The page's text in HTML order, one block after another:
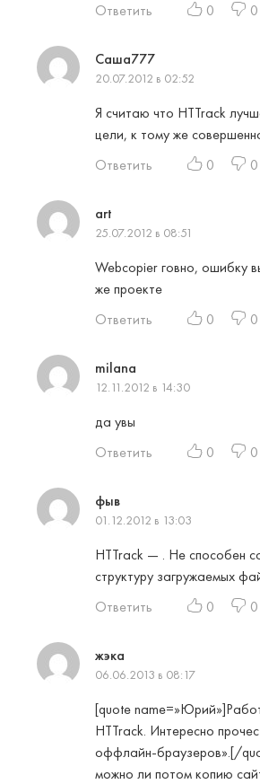
Ответить
0 0
Саша777
20.07.2012 в 02:52
Я считаю что HTTrack
цели, к тому же
Ответить
0 0
art
25.07.2012 в 08:51
Webcopier говно, ошибку
же проекте
Ответить
0 0
milana
12.11.2012 в 14:30
да увы
Ответить
0 0
фыв
01.12.2012 в 13:03
HTTrack — . Не способен
структуру загружаемых
Ответить
0 0
жэка
06.06.2013 в 08:17
[quote
HTTrack. Интересно
оффлайн-браузеров».[/
можно ли потом копию